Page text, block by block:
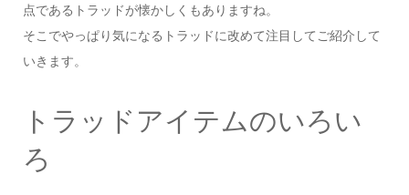
点であるトラッドが懐かしくもありますね。
そこでやっぱり気になるトラッドに改めて注目してご紹介して
いきます。
トラッドアイテムのいろい
ろ